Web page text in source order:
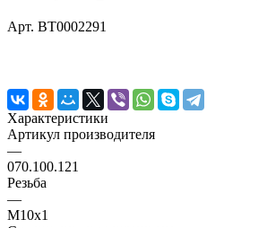
Арт. BT0002291
Характеристики
Артикул производителя
—
070.100.121
Резьба
—
М10х1